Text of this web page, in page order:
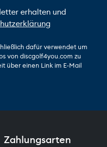
erhalten und
dafür verwendet um
von discgolf4you.com zu
über einen Link im E-Mail
Zahlungsarten